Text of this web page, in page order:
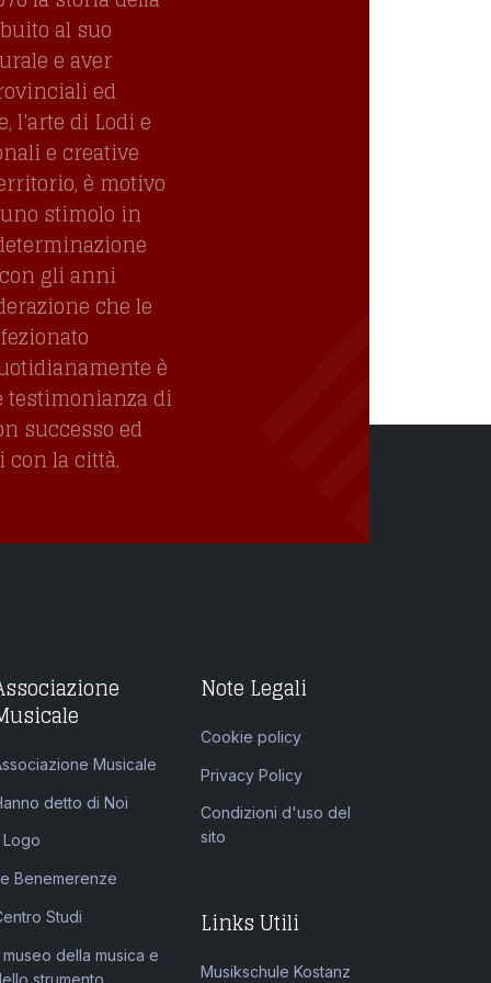
al suo
e aver
ed
l'arte di Lodi e
e creative
è motivo
stimolo in
gli anni
che le
è
testimonianza di
successo ed
la città.
Musicale
detto di Noi
Il Logo
Benemerenze
Studi
museo della musica e
strumento
Note Legali
Cookie policy
Privacy Policy
Condizioni d'uso del
sito
Links Utili
Musikschule Kostanz